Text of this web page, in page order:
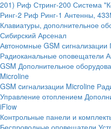
201) Риф Стринг-200 Система
Ринг-2 Риф Ринг-1 Антенны,
Клавиатуры, дополнительное
Сибирский Арсенал
Автономные GSM сигнализации
Радиоканальные оповещатели
GSM Дополнительное
Microline
GSM cигнализации Microline
Управление отоплением
iFlow
Контрольные панели и